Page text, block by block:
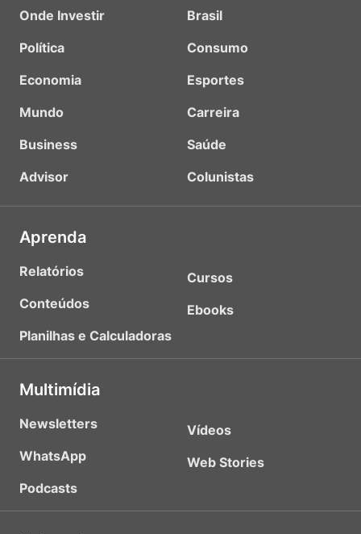
Onde Investir
Política
Economia
Mundo
Business
Advisor
Brasil
Consumo
Esportes
Carreira
Saúde
Colunistas
Aprenda
Relatórios
Conteúdos
Planilhas e Calculadoras
Cursos
Ebooks
Multimídia
Newsletters
WhatsApp
Podcasts
Vídeos
Web Stories